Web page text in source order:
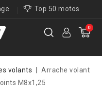
Top 50 motos
0
volants
Arrache volant
M8x1,25